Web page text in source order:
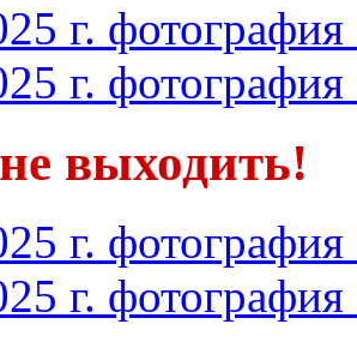
г.
г.
выходить!
г.
г.